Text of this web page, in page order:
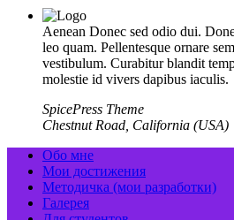
Aenean Donec sed odio dui.
leo quam. Pellentesque ornare
vestibulum. Curabitur blandit
molestie id vivers dapibus iaculis.
SpicePress Theme
Chestnut Road, California (USA)
Обо мне
Мои достижения
Методичка (мои разработки)
Галерея